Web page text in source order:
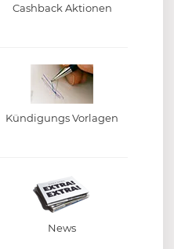
Cashback Aktionen
Kündigungs Vorlagen
News